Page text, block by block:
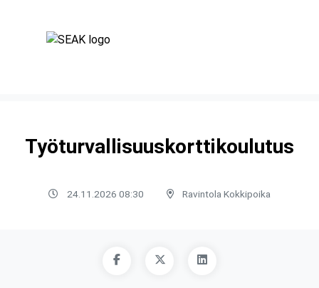
Työturvallisuuskorttikoulutus
24.11.2026 08:30 Ravintola Kokkipoika